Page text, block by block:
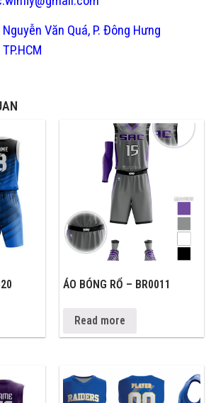
Văn Quá, P. Đông Hưng
ÁO BÓNG RỔ – BR0011
Read more